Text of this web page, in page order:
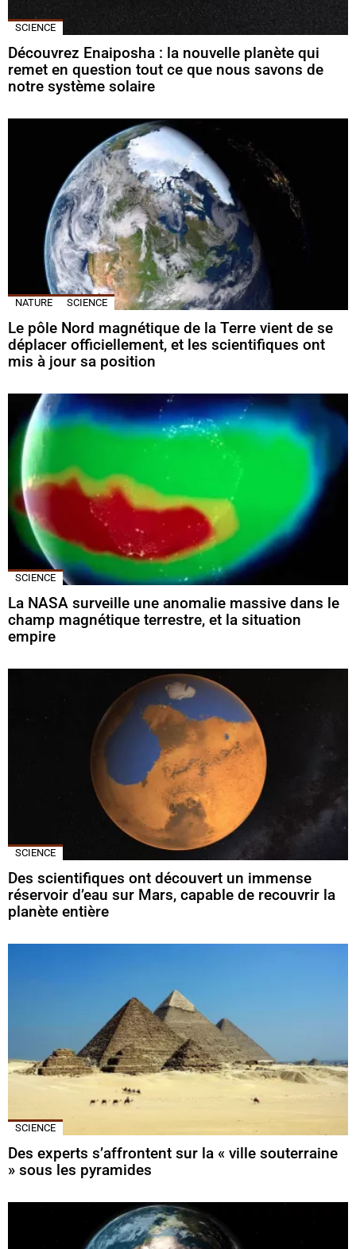
SCIENCE
Découvrez Enaiposha : la nouvelle planète qui
remet en question tout ce que nous savons de
notre système solaire
NATURE SCIENCE
Le pôle Nord magnétique de la Terre vient de se
déplacer officiellement, et les scientifiques ont
mis à jour sa position
SCIENCE
La NASA surveille une anomalie massive dans le
champ magnétique terrestre, et la situation
empire
SCIENCE
Des scientifiques ont découvert un immense
réservoir d’eau sur Mars, capable de recouvrir la
planète entière
SCIENCE
Des experts s’affrontent sur la « ville souterraine
» sous les pyramides